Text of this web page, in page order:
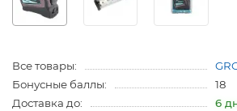
Все товары:
Бонусные баллы:
18
Доставка до:
6